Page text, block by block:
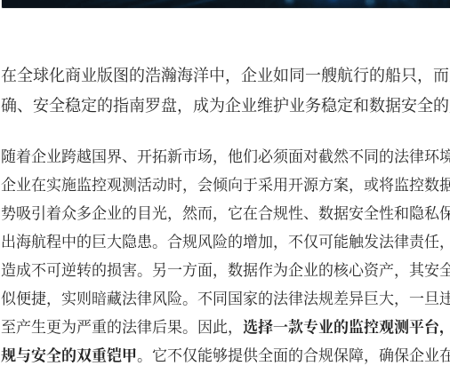
在全球化商业版图的浩瀚海洋中，企业如同一艘航行的船只，
确、安全稳定的指南罗盘，成为企业维护业务稳定和数据安全的
随着企业跨越国界、开拓新市场，他们必须面对截然不同的法律环
企业在实施监控观测活动时，会倾向于采用开源方案，或将监控数
势吸引着众多企业的目光，然而，它在合规性、数据安全性和隐私
出海航程中的巨大隐患。合规风险的增加，不仅可能触发法律责任
造成不可逆转的损害。另一方面，数据作为企业的核心资产，其安
似便捷，实则暗藏法律风险。不同国家的法律法规差异巨大，一旦
至产生更为严重的法律后果。因此， 选择一款专业的监控观测平台
规与安全的双重铠甲。它不仅能够提供全面的合规保障，确保企业